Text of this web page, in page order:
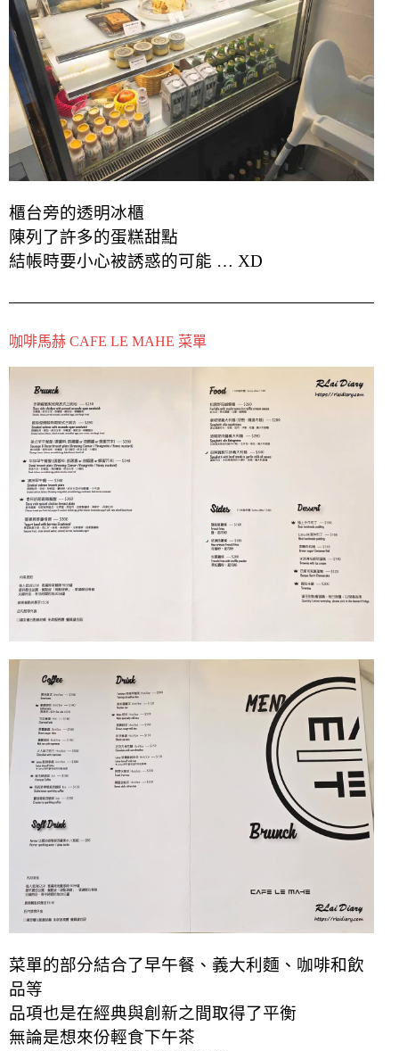
櫃台旁的透明冰櫃
陳列了許多的蛋糕甜點
結帳時要小心被誘惑的可能 … XD
咖啡馬赫 CAFE LE MAHE 菜單
菜單的部分結合了早午餐、義大利麵、咖啡和飲
品等
品項也是在經典與創新之間取得了平衡
無論是想來份輕食下午茶